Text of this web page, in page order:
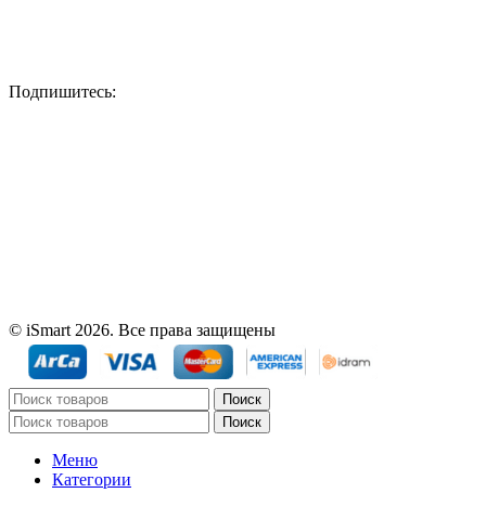
Подпишитесь:
© iSmart 2026. Все права защищены
Поиск
Поиск
Меню
Категории